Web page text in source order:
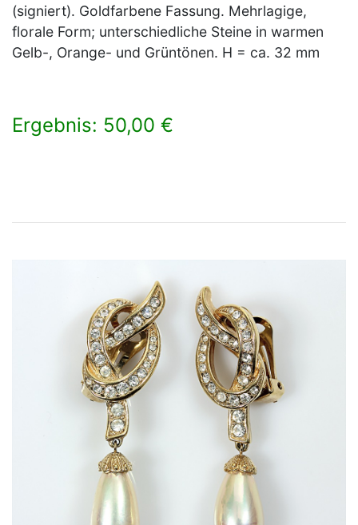
(signiert). Goldfarbene Fassung. Mehrlagige,
florale Form; unterschiedliche Steine in warmen
Gelb-, Orange- und Grüntönen. H = ca. 32 mm
Ergebnis: 50,00 €